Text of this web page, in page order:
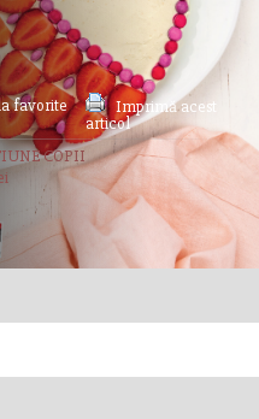
favorite
Imprimă acest
articol
COPII